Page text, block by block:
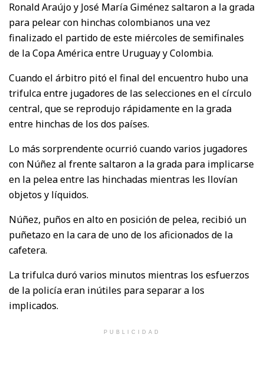
Ronald Araújo y José María Giménez saltaron a la grada
para pelear con hinchas colombianos una vez
finalizado el partido de este miércoles de semifinales
de la Copa América entre Uruguay y Colombia.
Cuando el árbitro pitó el final del encuentro hubo una
trifulca entre jugadores de las selecciones en el círculo
central, que se reprodujo rápidamente en la grada
entre hinchas de los dos países.
Lo más sorprendente ocurrió cuando varios jugadores
con Núñez al frente saltaron a la grada para implicarse
en la pelea entre las hinchadas mientras les llovían
objetos y líquidos.
Núñez, puños en alto en posición de pelea, recibió un
puñetazo en la cara de uno de los aficionados de la
cafetera.
La trifulca duró varios minutos mientras los esfuerzos
de la policía eran inútiles para separar a los
implicados.
PUBLICIDAD